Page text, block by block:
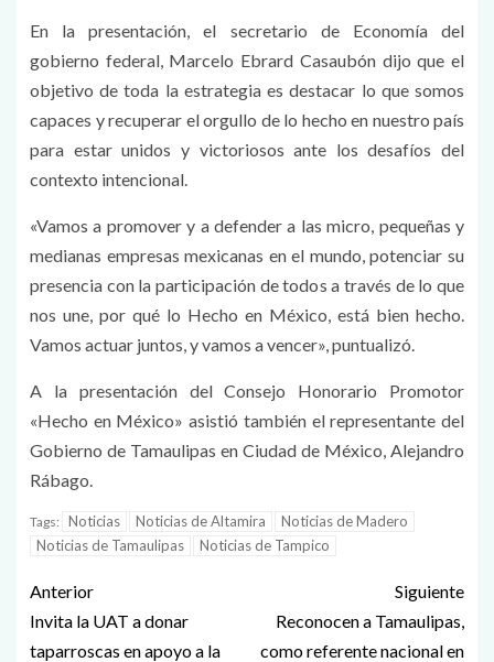
En la presentación, el secretario de Economía del
gobierno federal, Marcelo Ebrard Casaubón dijo que el
objetivo de toda la estrategia es destacar lo que somos
capaces y recuperar el orgullo de lo hecho en nuestro país
para estar unidos y victoriosos ante los desafíos del
contexto intencional.
«Vamos a promover y a defender a las micro, pequeñas y
medianas empresas mexicanas en el mundo, potenciar su
presencia con la participación de todos a través de lo que
nos une, por qué lo Hecho en México, está bien hecho.
Vamos actuar juntos, y vamos a vencer», puntualizó.
A la presentación del Consejo Honorario Promotor
«Hecho en México» asistió también el representante del
Gobierno de Tamaulipas en Ciudad de México, Alejandro
Rábago.
Tags: Noticias Noticias de Altamira
Noticias de Madero
Noticias de Tamaulipas
Noticias de Tampico
Anterior
Invita la UAT a donar
taparroscas en apoyo a la
Siguiente
Reconocen a Tamaulipas,
como referente nacional en